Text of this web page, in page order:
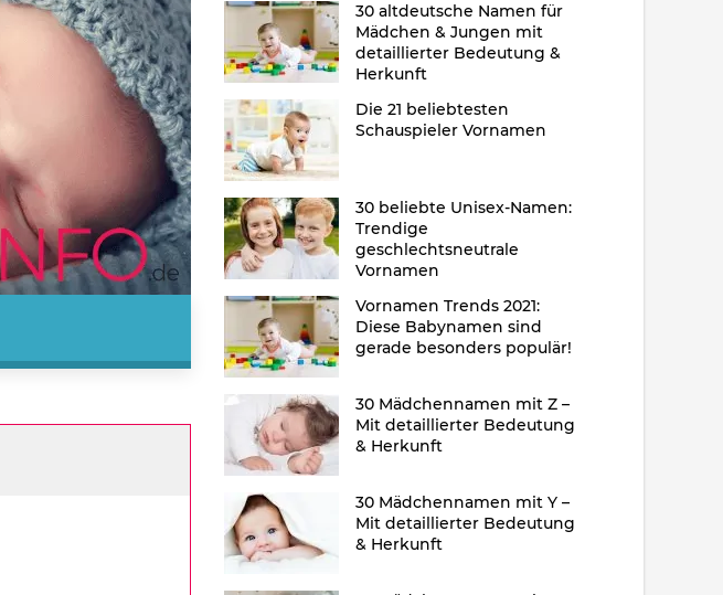
30 altdeutsche Namen für
Mädchen & Jungen mit
detaillierter Bedeutung &
Herkunft
Die 21 beliebtesten
Schauspieler Vornamen
30 beliebte Unisex-Namen:
Trendige
geschlechtsneutrale
Vornamen
Vornamen Trends 2021:
Diese Babynamen sind
gerade besonders populär!
30 Mädchennamen mit Z –
Mit detaillierter Bedeutung
& Herkunft
30 Mädchennamen mit Y –
Mit detaillierter Bedeutung
& Herkunft